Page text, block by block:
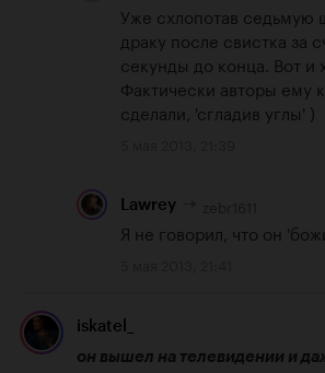
Уже схлопотав седьмую
драку после свистка за
секунды до конца. Вот и
Фактически авторы ему
сделали, 'сгладив углы' )
Lawrey
Я не говорил, что он
iskatel_
он вышел на телевидении и